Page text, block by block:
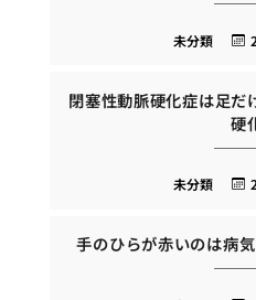
未分類
閉塞性動脈硬化症は足だ
硬
未分類
手のひらが赤いのは病